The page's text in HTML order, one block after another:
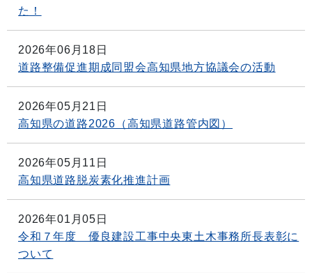
た！
2026年06月18日
道路整備促進期成同盟会高知県地方協議会の活動
2026年05月21日
高知県の道路2026（高知県道路管内図）
2026年05月11日
高知県道路脱炭素化推進計画
2026年01月05日
令和７年度 優良建設工事中央東土木事務所長表彰に
ついて